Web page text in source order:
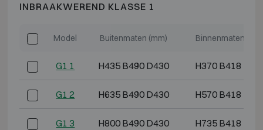
INBRAAKWEREND KLASSE 1
Model Buitenmaten (mm) Binnenmaten
G1 1 H435 B490 D430 H370 B418
G1 2 H635 B490 D430 H570 B418
G1 3 H800 B490 D430 H735 B418